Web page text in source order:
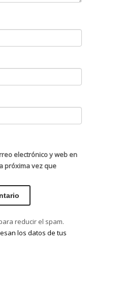
electrónico y web en
próxima vez que
reducir el spam.
los datos de tus